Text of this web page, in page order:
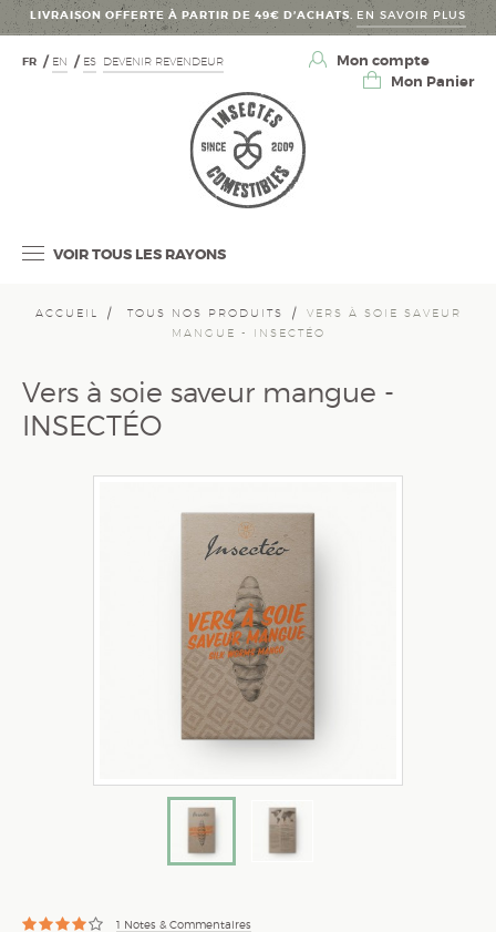
LIVRAISON OFFERTE À PARTIR DE 49€ D’ACHATS. EN SAVOIR PLUS
FR EN ES DEVENIR REVENDEUR
Mon compte
Mon Panier
VOIR TOUS LES RAYONS
ACCUEIL TOUS NOS PRODUITS
VERS À SOIE SAVEUR
MANGUE - INSECTÉO
Vers à soie saveur mangue -
INSECTÉO
1 Notes & Commentaires